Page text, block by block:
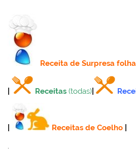
Receitade Surpresa
Receitas (todas)
Receitas de Coelho
.